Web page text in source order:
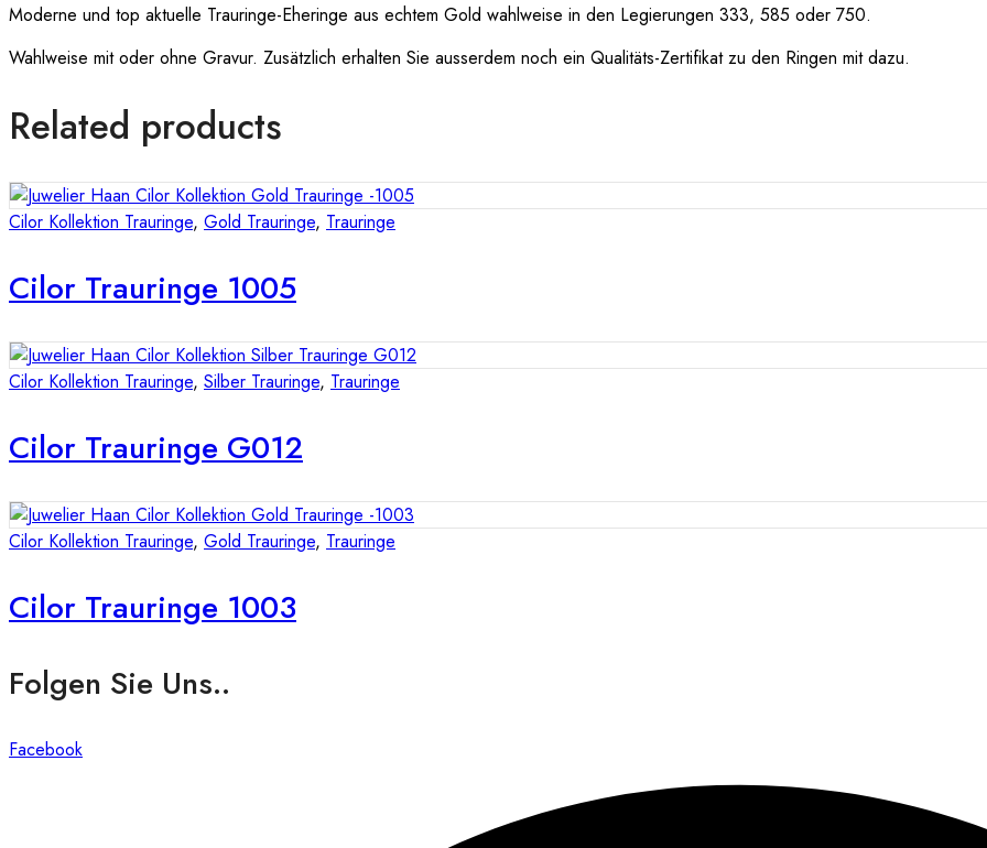
Moderne und top aktuelle Trauringe-Eheringe aus echtem Gold wahlweise in den Legierungen 333, 585 oder 750.
Wahlweise mit oder ohne Gravur. Zusätzlich erhalten Sie ausserdem noch ein Qualitäts-Zertifikat zu den Ringen mit dazu.
Related products
Cilor Kollektion Trauringe, Gold Trauringe, Trauringe
Cilor Trauringe 1005
Cilor Kollektion Trauringe, Silber Trauringe, Trauringe
Cilor Trauringe G012
Cilor Kollektion Trauringe, Gold Trauringe, Trauringe
Cilor Trauringe 1003
Folgen Sie Uns..
Facebook